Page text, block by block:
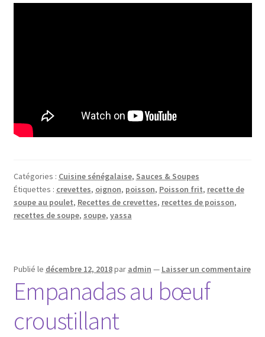
Catégories : Cuisine sénégalaise, Sauces & Soupes
Étiquettes : crevettes, oignon, poisson, Poisson frit, recette de
soupe au poulet, Recettes de crevettes, recettes de poisson,
recettes de soupe, soupe, yassa
Publié le décembre 12, 2018par admin — Laisser un commentaire
Empanadas au bœuf
croustillant